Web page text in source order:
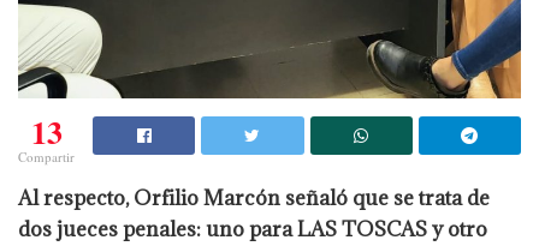
13
Compartir
Al respecto, Orfilio Marcón señaló que se trata de
dos jueces penales: uno para LAS TOSCAS y otro